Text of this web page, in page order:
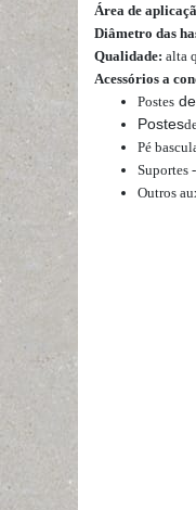
Área de
Diâmetro das
Qualidade: alta
Acessórios a
Postes
Postes
Pé
Suportes
Outros